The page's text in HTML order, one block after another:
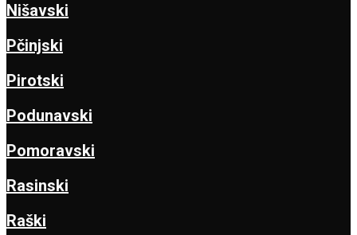
Nišavski
Pčinjski
Pirotski
Podunavski
Pomoravski
Rasinski
Raški